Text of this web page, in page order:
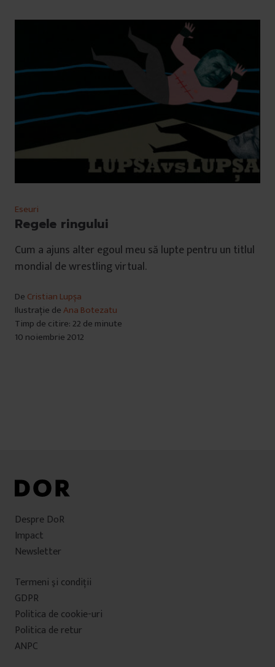
Eseuri
Regele ringului
Cum a ajuns alter egoul meu să lupte pentru un titlul
mondial de wrestling virtual.
De Cristian Lupșa
Ilustrație deAna Botezatu
Timp de citire: 22 de minute
10 noiembrie 2012
Despre DoR
Impact
Newsletter
Termeni şi condiţii
GDPR
Politica de cookie-uri
Politica de retur
ANPC